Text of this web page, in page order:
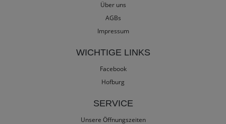
Über uns
AGBs
Impressum
WICHTIGE LINKS
Facebook
Hofburg
SERVICE
Unsere Öffnungszeiten